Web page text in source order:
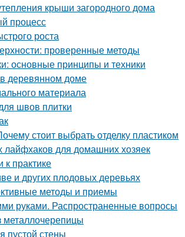
крыши загородного дома
процесс
роста
проверенные методы
основные принципы и техники
в деревянном доме
материала
швов плитки
стоит выбрать отделку пластиком
лайфхаков для домашних хозяек
практике
и других плодовых деревьях
методы и приемы
руками. Распространенные вопросы
металлочерепицы
пустой стены